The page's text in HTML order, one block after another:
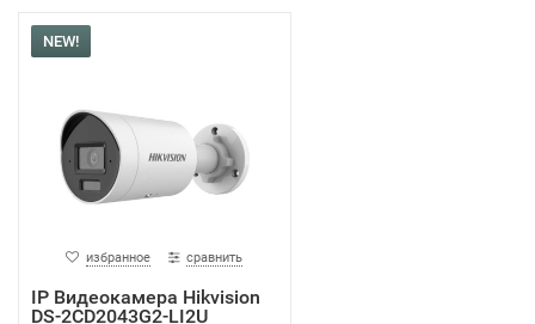
NEW!
избранное сравнить
IP Видеокамера Hikvision
DS-2CD2043G2-LI2U